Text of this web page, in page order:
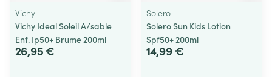
Vichy
Vichy Ideal Soleil A/sable
Enf. Ip50+ Brume 200ml
26,95 €
Solero
Solero Sun Kids Lotion
Spf50+ 200ml
14,99 €